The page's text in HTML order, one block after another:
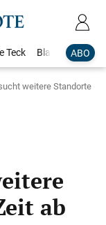
ABO
Teck Blaulicht
weitere Standorte
ab